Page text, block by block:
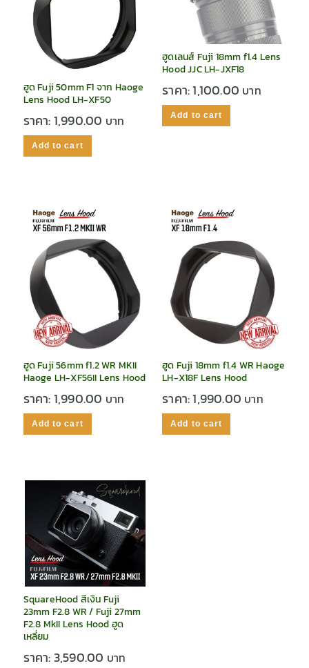
ฮูด Fuji 50mm F1 จาก Haoge
Lens Hood LH-XF50
ราคา:1,990.00
Add to cart
ฮูดเลนส์ Fuji 18mm f1.4 Lens
Hood JJC LH-JXF18
ราคา:1,100.00
Add to cart
ฮูด Fuji 56mm f1.2 WR MKII
Haoge LH-XF56II Lens Hood
ราคา:1,990.00
Add to cart
ฮูด Fuji 18mm f1.4 WR Haoge
LH-X18F Lens Hood
ราคา:1,990.00
Add to cart
SquareHood สีเงิน Fuji
23mm F2.8 WR / Fuji 27mm
F2.8 MkII Lens Hood ฮูด
เหลี่ยม
ราคา:3,590.00